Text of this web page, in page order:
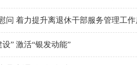
问 着力提升离退休干部服务管理工
” 激活“银发动能”